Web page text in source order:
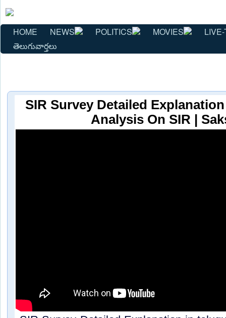
HOME NEWS POLITICS MOVIES
తెలుగువార్తలు
SIR Survey Detailed
Analysis On SIR |